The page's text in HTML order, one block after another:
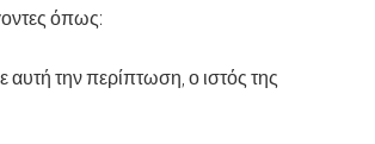
όπως:
αυτή την περίπτωση, ο ιστός της